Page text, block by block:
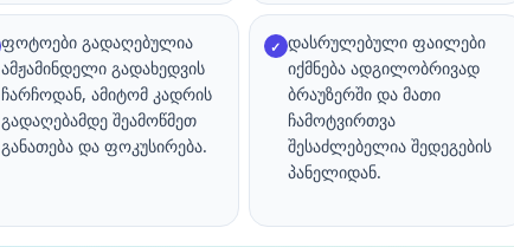
ფოტოები გადაღებულია
ამჟამინდელი გადახედვის
ჩარჩოდან, ამიტომ კადრის
გადაღებამდე შეამოწმეთ
განათება და ფოკუსირება.
✓ დასრულებული ფაილები
იქმნება ადგილობრივად
ბრაუზერში და მათი
ჩამოტვირთვა
შესაძლებელია შედეგების
პანელიდან.